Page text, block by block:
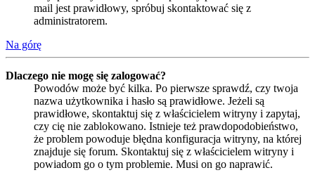
mail jest prawidłowy, spróbuj skontaktować się z
administratorem.
Na górę
Dlaczego nie mogę się zalogować?
Powodów może być kilka. Po pierwsze sprawdź, czy twoja
nazwa użytkownika i hasło są prawidłowe. Jeżeli są
prawidłowe, skontaktuj się z właścicielem witryny i zapytaj,
czy cię nie zablokowano. Istnieje też prawdopodobieństwo,
że problem powoduje błędna konfiguracja witryny, na której
znajduje się forum. Skontaktuj się z właścicielem witryny i
powiadom go o tym problemie. Musi on go naprawić.